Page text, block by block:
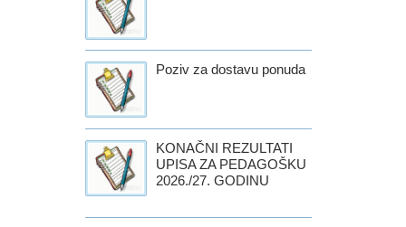
Poziv za dostavu ponuda
KONAČNI REZULTATI
UPISA ZA PEDAGOŠKU
2026./27. GODINU